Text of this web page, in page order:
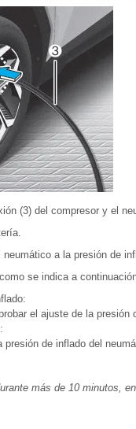
(3) del compresor y el
a la presión de
se indica a
el ajuste de la
de inflado del
más de 10 minutos,